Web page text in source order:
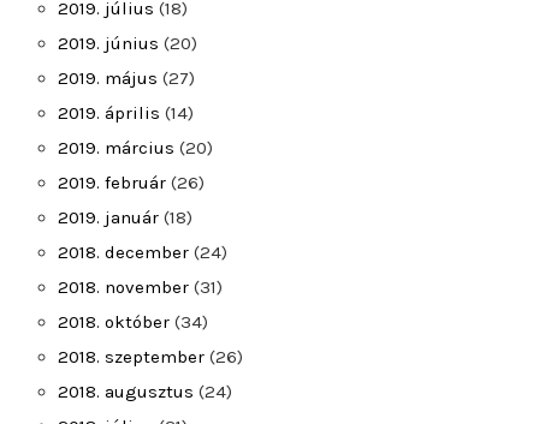
2019. július (18)
2019. június (20)
2019. május (27)
2019. április (14)
2019. március (20)
2019. február (26)
2019. január (18)
2018. december (24)
2018. november (31)
2018. október (34)
2018. szeptember (26)
2018. augusztus (24)